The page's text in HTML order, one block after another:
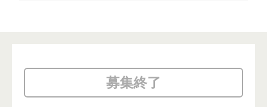
募集終了